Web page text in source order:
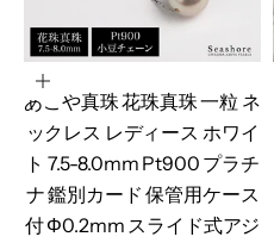
カートに追加
あこや真珠 花珠真珠 一粒 ネ
ックレス レディース ホワイ
ト 7.5-8.0mm Pt900 プラチ
ナ 鑑別カード 保管用ケース
付 Φ0.2mm スライド式アジ